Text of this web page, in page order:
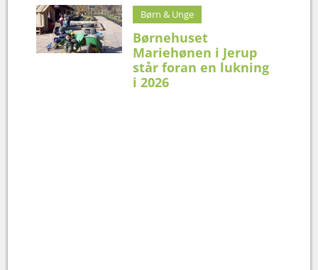
Børn & Unge
Børnehuset
Mariehønen i Jerup
står foran en lukning
i 2026